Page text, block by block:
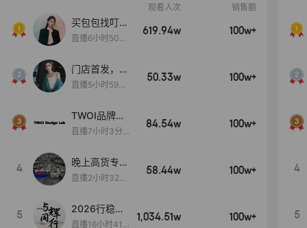
观看人次 销售额
买包包找叮
当,一折购！
直播6小时50分
619.94w 100w+
门店首发，秋
款大上新！！
直播5小时59分
50.33w 100w+
TWOI品牌直
播间新款上
直播7小时3分5
84.54w 100w+
4
晚上高货专场
大放漏
直播2小时32分
58.44w 100w+
5
2026行稳致
远
直播16小时41
1,034.51w 100w+
4
5